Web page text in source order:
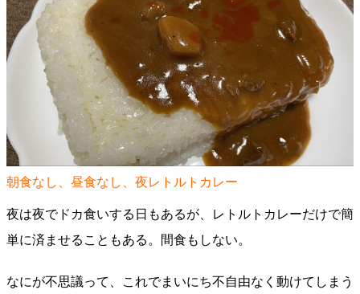
朝食なし、昼食なし、夜レトルトカレー
夜は夜でドカ食いする日もあるが、レトルトカレーだけで簡
単に済ませることもある。間食もしない。
なにが不思議って、これでまいにち不自由なく動けてしまう